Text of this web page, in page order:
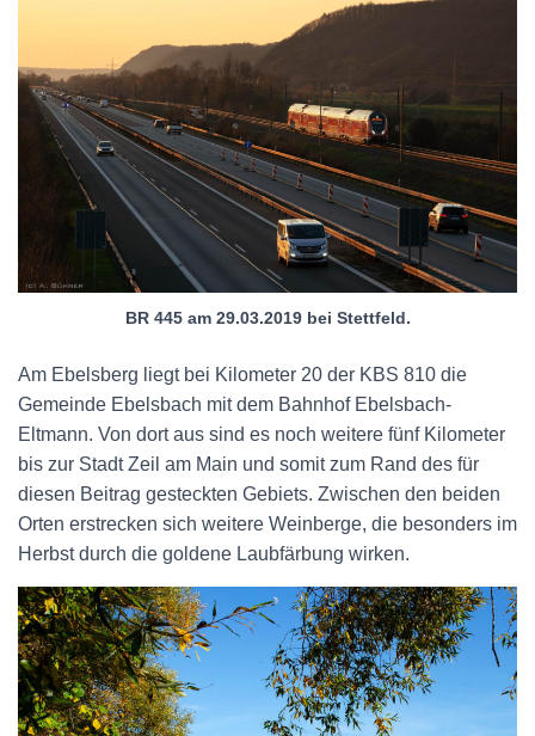
BR 445 am 29.03.2019 bei Stettfeld.
Am Ebelsberg liegt bei Kilometer 20 der KBS 810 die
Gemeinde Ebelsbach mit dem Bahnhof Ebelsbach-
Eltmann. Von dort aus sind es noch weitere fünf Kilometer
bis zur Stadt Zeil am Main und somit zum Rand des für
diesen Beitrag gesteckten Gebiets. Zwischen den beiden
Orten erstrecken sich weitere Weinberge, die besonders im
Herbst durch die goldene Laubfärbung wirken.